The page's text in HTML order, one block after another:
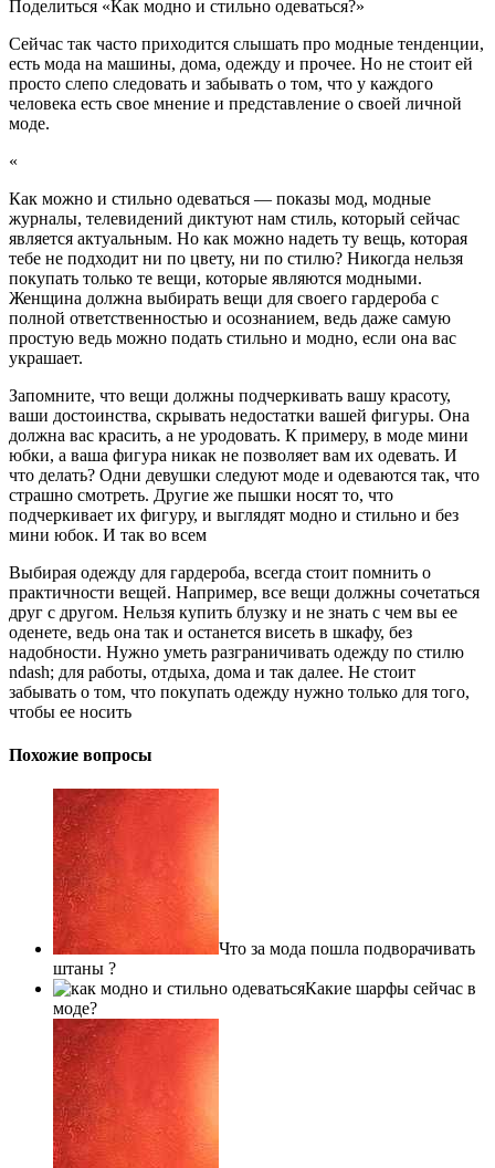
Поделиться «Как модно и стильно одеваться?»
Сейчас так часто приходится слышать про модные тенденции,
есть мода на машины, дома, одежду и прочее. Но не стоит ей
просто слепо следовать и забывать о том, что у каждого
человека есть свое мнение и представление о своей личной
моде.
«
Как можно и стильно одеваться — показы мод, модные
журналы, телевидений диктуют нам стиль, который сейчас
является актуальным. Но как можно надеть ту вещь, которая
тебе не подходит ни по цвету, ни по стилю? Никогда нельзя
покупать только те вещи, которые являются модными.
Женщина должна выбирать вещи для своего гардероба с
полной ответственностью и осознанием, ведь даже самую
простую ведь можно подать стильно и модно, если она вас
украшает.
Запомните, что вещи должны подчеркивать вашу красоту,
ваши достоинства, скрывать недостатки вашей фигуры. Она
должна вас красить, а не уродовать. К примеру, в моде мини
юбки, а ваша фигура никак не позволяет вам их одевать. И
что делать? Одни девушки следуют моде и одеваются так, что
страшно смотреть. Другие же пышки носят то, что
подчеркивает их фигуру, и выглядят модно и стильно и без
мини юбок. И так во всем
Выбирая одежду для гардероба, всегда стоит помнить о
практичности вещей. Например, все вещи должны сочетаться
друг с другом. Нельзя купить блузку и не знать с чем вы ее
оденете, ведь она так и останется висеть в шкафу, без
надобности. Нужно уметь разграничивать одежду по стилю
ndash; для работы, отдыха, дома и так далее. Не стоит
забывать о том, что покупать одежду нужно только для того,
чтобы ее носить
Похожие вопросы
Что за мода пошла подворачивать
штаны ?
Какие шарфы сейчас в
моде?